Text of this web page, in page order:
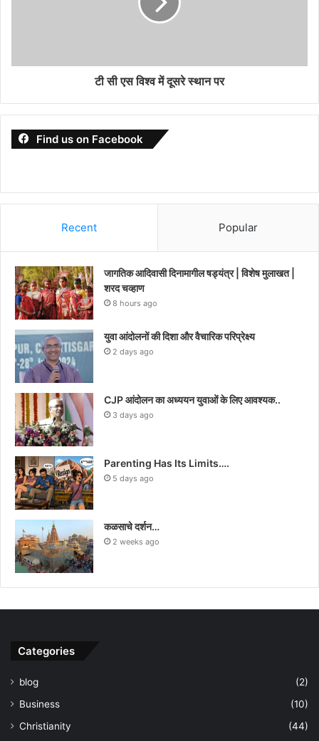
टी सी एस विश्व में दूसरे स्थान पर
Find us on Facebook
Recent Popular
जागतिक आदिवासी दिनामागील षड्यंत्र | विशेष मुलाखत |
शरद चव्हाण
8 hours ago
युवा आंदोलनों की दिशा और वैचारिक परिप्रेक्ष्य
2 days ago
CJP आंदोलन का अध्ययन युवाओं के लिए आवश्यक..
3 days ago
Parenting Has Its Limits….
5 days ago
कळसाचे दर्शन…
2 weeks ago
Categories
blog
(2)
Business
(10)
Christianity
(44)